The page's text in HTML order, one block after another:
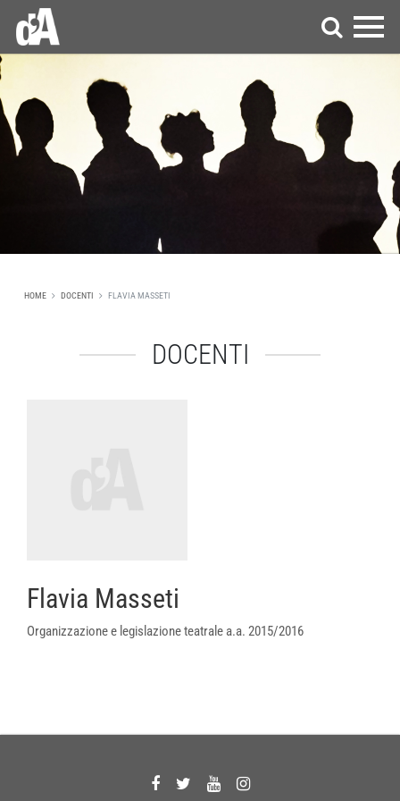
HOME DOCENTI FLAVIA MASSETI
DOCENTI
Flavia Masseti
Organizzazione e legislazione teatrale a.a. 2015/2016